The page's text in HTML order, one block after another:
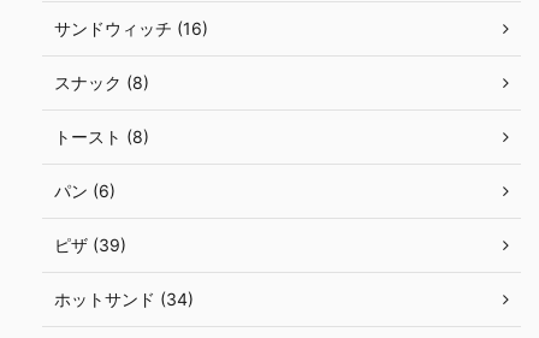
サンドウィッチ (16)
スナック (8)
トースト (8)
パン (6)
ピザ (39)
ホットサンド (34)